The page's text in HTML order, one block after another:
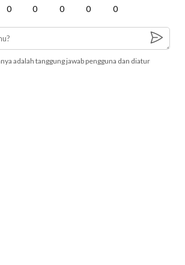
0 0 0 0 0
adalah tanggung jawab pengguna dan diatur